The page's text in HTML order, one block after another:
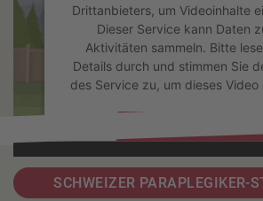
Drittanbieters, um Videoinhalte
Dieser Service kann Daten
Aktivitäten sammeln. Bitte
Details durch und stimmen Sie
des Service zu, um dieses Video
Akzeptieren
SCHWEIZER PARAPLEGIKER-